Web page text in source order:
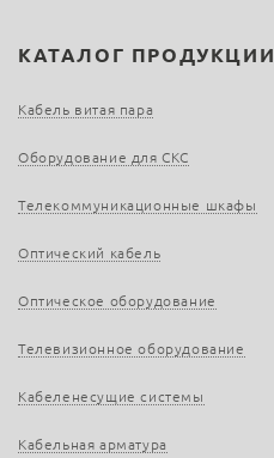
КАТАЛОГ ПРОДУКЦИИ
Кабель витая пара
Оборудование для СКС
Телекоммуникационные шкафы
Оптический кабель
Оптическое оборудование
Телевизионное оборудование
Кабеленесущие системы
Кабельная арматура